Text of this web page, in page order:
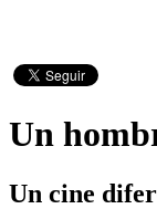
Un
Un cine